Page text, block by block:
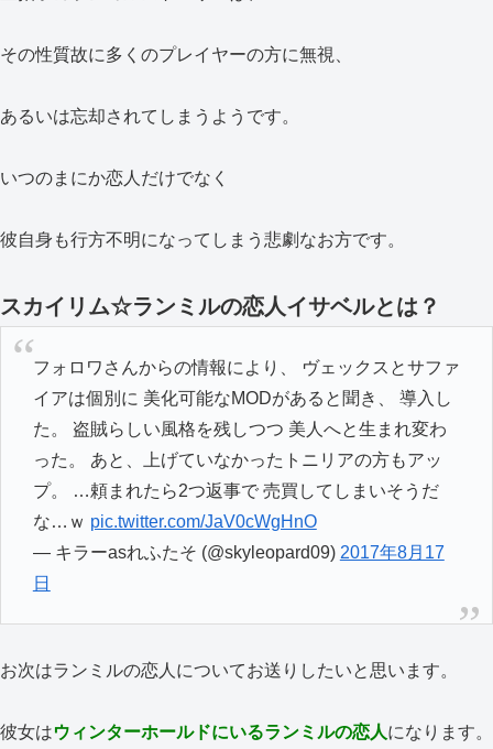
その性質故に多くのプレイヤーの方に無視、
あるいは忘却されてしまうようです。
いつのまにか恋人だけでなく
彼自身も行方不明になってしまう悲劇なお方です。
スカイリム☆ランミルの恋人イサベルとは？
フォロワさんからの情報により、 ヴェックスとサファ
イアは個別に 美化可能なMODがあると聞き、 導入し
た。 盗賊らしい風格を残しつつ 美人へと生まれ変わ
った。 あと、上げていなかったトニリアの方もアッ
プ。 …頼まれたら2つ返事で 売買してしまいそうだ
な…ｗ pic.twitter.com/JaV0cWgHnO
— キラーasれふたそ (@skyleopard09) 2017年8月17
日
お次はランミルの恋人についてお送りしたいと思います。
彼女はウィンターホールドにいるランミルの恋人になります。